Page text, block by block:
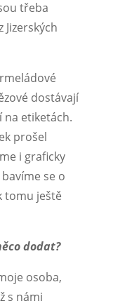
třeba
dostávají
na etiketách.
prošel
i graficky
se o
tomu ještě
dodat?
osoba,
s námi